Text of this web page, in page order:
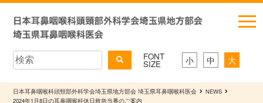
FONT
SIZE 小 中 大
日本耳鼻咽喉科頭頸部外科学会埼玉県地方部会 埼玉県耳鼻咽喉科医会
NEWS
2024年1月8日の耳鼻咽喉科休日救急当番のご案内